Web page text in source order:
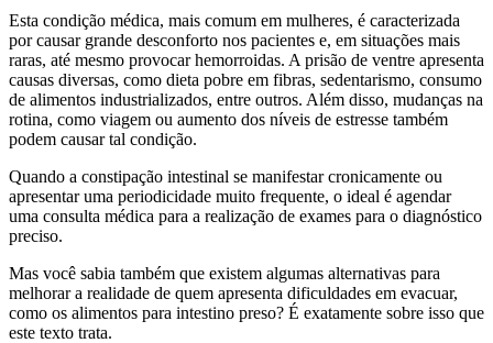
Esta condição médica, mais comum em mulheres, é caracterizada
por causar grande desconforto nos pacientes e, em situações mais
raras, até mesmo provocar hemorroidas. A prisão de ventre apresenta
causas diversas, como dieta pobre em fibras, sedentarismo, consumo
de alimentos industrializados, entre outros. Além disso, mudanças na
rotina, como viagem ou aumento dos níveis de estresse também
podem causar tal condição.
Quando a constipação intestinal se manifestar cronicamente ou
apresentar uma periodicidade muito frequente, o ideal é agendar
uma consulta médica para a realização de exames para o diagnóstico
preciso.
Mas você sabia também que existem algumas alternativas para
melhorar a realidade de quem apresenta dificuldades em evacuar,
como os alimentos para intestino preso? É exatamente sobre isso que
este texto trata.